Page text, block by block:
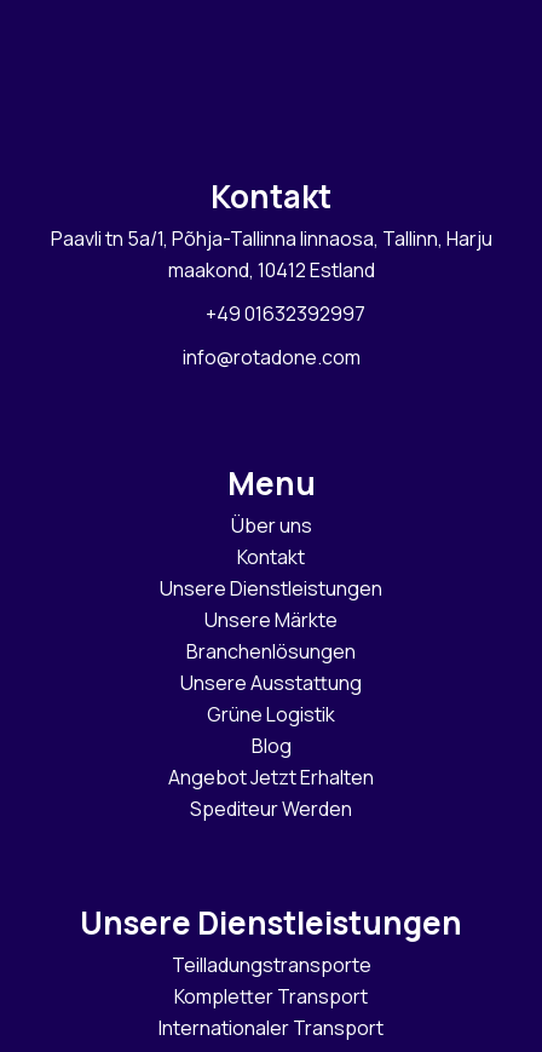
Kontakt
Paavli tn 5a/1, Põhja-Tallinna linnaosa, Tallinn, Harju
maakond, 10412 Estland
+49 01632392997
info@rotadone.com
Menu
Über uns
Kontakt
Unsere Dienstleistungen
Unsere Märkte
Branchenlösungen
Unsere Ausstattung
Grüne Logistik
Blog
Angebot Jetzt Erhalten
Spediteur Werden
Unsere Dienstleistungen
Teilladungstransporte
Kompletter Transport
Internationaler Transport